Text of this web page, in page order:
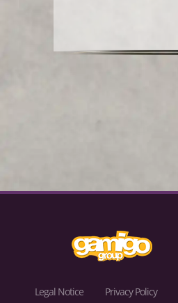
Legal Notice Privacy Policy